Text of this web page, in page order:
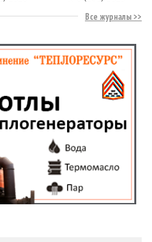
Все журналы